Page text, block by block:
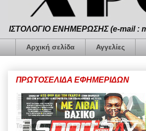
ΙΣΤΟΛΟΓΙΟ ΕΝΗΜΕΡΩΣΗΣ (e-mail :
Αρχική σελίδα Αγγελίες
ΠΡΩΤΟΣΕΛΙΔΑ ΕΦΗΜΕΡΙΔΩΝ